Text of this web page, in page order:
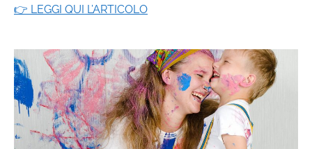
👉 LEGGI QUI L’ARTICOLO